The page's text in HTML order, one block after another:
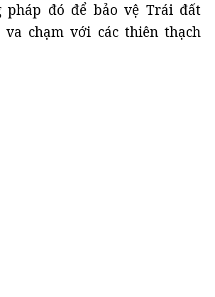
pháp đó để bảo vệ Trái đất
chạm với các thiên thạch